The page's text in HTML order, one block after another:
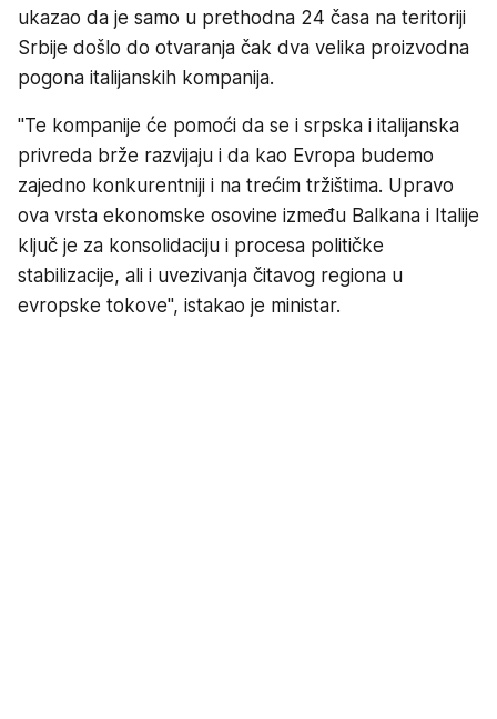
ukazao da je samo u prethodna 24 časa na teritoriji
Srbije došlo do otvaranja čak dva velika proizvodna
pogona italijanskih kompanija.
"Te kompanije će pomoći da se i srpska i italijanska
privreda brže razvijaju i da kao Evropa budemo
zajedno konkurentniji i na trećim tržištima. Upravo
ova vrsta ekonomske osovine između Balkana i Italije
ključ je za konsolidaciju i procesa političke
stabilizacije, ali i uvezivanja čitavog regiona u
evropske tokove", istakao je ministar.